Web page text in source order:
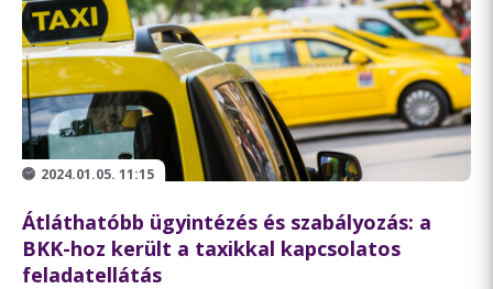
2024.01.05. 11:15
Átláthatóbb ügyintézés és szabályozás: a
BKK-hoz került a taxikkal kapcsolatos
feladatellátás